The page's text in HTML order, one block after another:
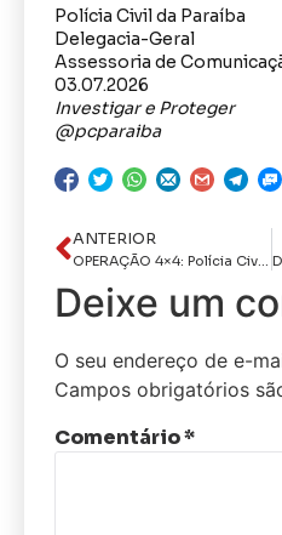
Polícia Civil da Paraíba
Delegacia-Geral
Assessoria de
03.07.2026
Investigar e Proteger
@pcparaiba
ANTERIOR
OPERAÇÃO 4×4: Polícia Civil prende grupo especializado em furtos de quadriciclos
Deixe um
O seu endereço de e-
Campos obrigatórios
Comentário*